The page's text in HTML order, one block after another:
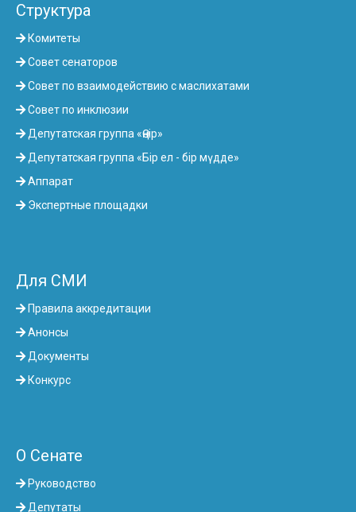
Структура
Комитеты
Совет сенаторов
Совет по взаимодействию с маслихатами
Совет по инклюзии
Депутатская группа «Өңір»
Депутатская группа «Бір ел - бір мүдде»
Аппарат
Экспертные площадки
Для СМИ
Правила аккредитации
Анонсы
Документы
Конкурс
О Сенате
Руководство
Депутаты